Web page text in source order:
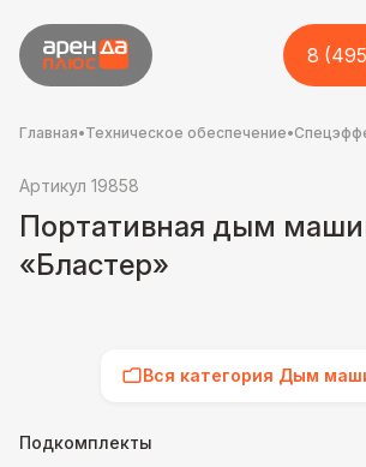
8
Главная•Техническое обеспечение•
Артикул 19858
Портативная дым
«Бластер»
Вся категория Дым
Подкомплекты